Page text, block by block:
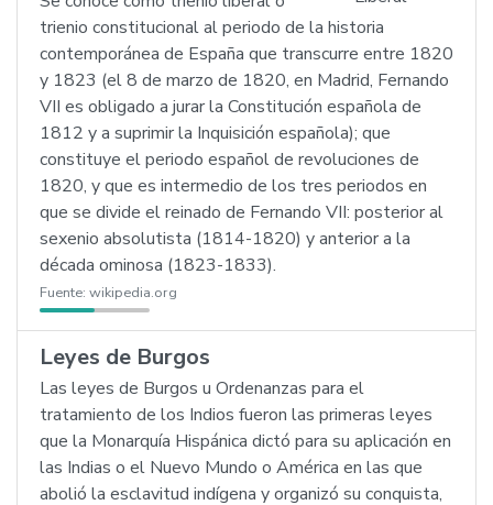
trienio constitucional al periodo de la historia
contemporánea de España que transcurre entre 1820
y 1823 (el 8 de marzo de 1820, en Madrid, Fernando
VII es obligado a jurar la Constitución española de
1812 y a suprimir la Inquisición española); que
constituye el periodo español de revoluciones de
1820, y que es intermedio de los tres periodos en
que se divide el reinado de Fernando VII: posterior al
sexenio absolutista (1814-1820) y anterior a la
década ominosa (1823-1833).
Fuente: wikipedia.org
Leyes de Burgos
Las leyes de Burgos u Ordenanzas para el
tratamiento de los Indios fueron las primeras leyes
que la Monarquía Hispánica dictó para su aplicación en
las Indias o el Nuevo Mundo o América en las que
abolió la esclavitud indígena y organizó su conquista,